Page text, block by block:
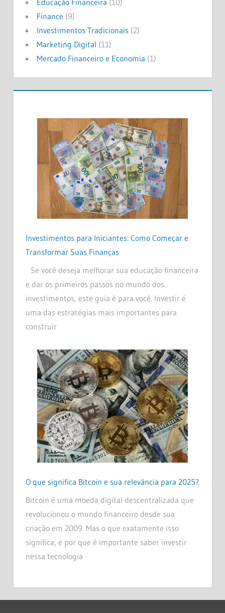
Finance (9)
Investimentos Tradicionais(2)
Marketing Digital (11)
Mercado Financeiro e Economia (1)
Investimentos para Iniciantes: Como Começar e
Transformar Suas Finanças
Se você deseja melhorar sua educação financeira
e dar os primeiros passos no mundo dos
investimentos, este guia é para você. Investir é
uma das estratégias mais importantes para
construir
O que significa Bitcoin e sua relevância para 2025?
Bitcoin é uma moeda digital descentralizada que
revolucionou o mundo financeiro desde sua
criação em 2009. Mas o que exatamente isso
significa, e por que é importante saber investir
nessa tecnologia